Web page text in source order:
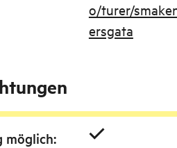
o/turer/
ersgata
möglich: